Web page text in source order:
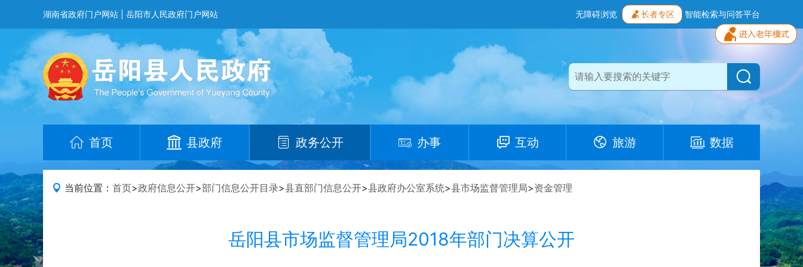
湖南省政府门户网站 岳阳市人民政府门户网站 无障碍浏览 长者专区 智能检索与问答平台
首页 县政府 政务公开 办事 互动 旅游 数据
当前位置： 首页>政府信息公开>部门信息公开目录>县直部门信息公开>县政府办公室系统>县市场监督管理局>资金管理
岳阳县市场监督管理局2018年部门决算公开